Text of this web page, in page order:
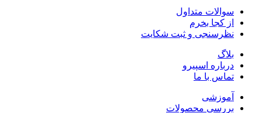
سوالات متداول
از کجا بخرم
نظرسنجی و ثبت شکایت
بلاگ
درباره اسپیرو
تماس با ما
آموزشی
بررسی محصولات